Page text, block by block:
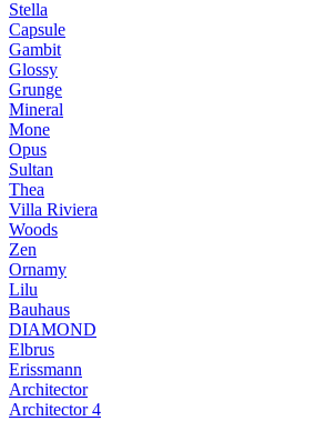
Stella
Capsule
Gambit
Glossy
Grunge
Mineral
Mone
Opus
Sultan
Thea
Villa Riviera
Woods
Zen
Ornamy
Lilu
Bauhaus
DIAMOND
Elbrus
Erissmann
Architector
Architector 4